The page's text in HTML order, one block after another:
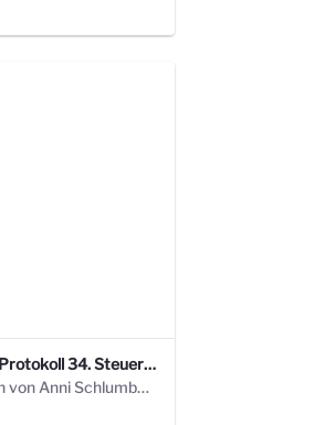
20221027 Protokoll 34. Steuerungskreis.pdf
vor 3 Jahren von Anni Schlumberger